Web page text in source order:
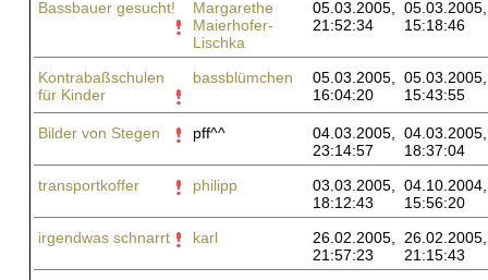
Bassbauer gesucht!
Margarethe
Maierhofer-
Lischka
05.03.2005,
21:52:34
05.03.2005,
15:18:46
Kontrabaßschulen
für Kinder
bassblümchen
05.03.2005,
16:04:20
05.03.2005,
15:43:55
Bilder von Stegen pff^^
04.03.2005,
23:14:57
04.03.2005,
18:37:04
transportkoffer
philipp
03.03.2005,
18:12:43
04.10.2004,
15:56:20
irgendwas schnarrt
karl
26.02.2005,
21:57:23
26.02.2005,
21:15:43